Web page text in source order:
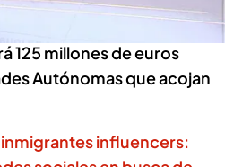
125 millones de euros
Autónomas que acojan
influencers: